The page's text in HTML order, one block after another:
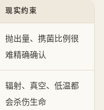
现实约束
抛出量、携菌比例很
难精确确认
辐射、真空、低温都
会杀伤生命